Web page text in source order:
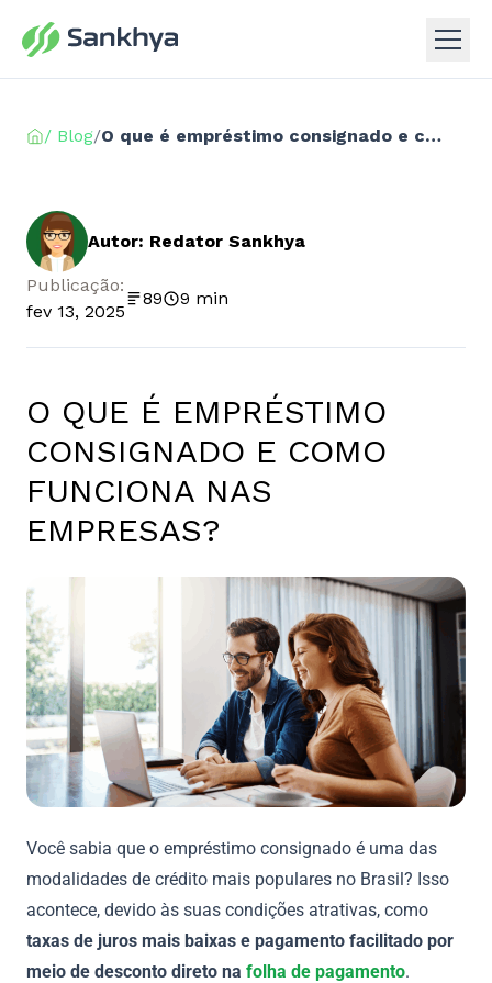
/ Blog/ O que é empréstimo consignado e como funciona nas empresas?
Autor: Redator Sankhya
Publicação:
fev 13, 2025
89 9 min
O QUE É EMPRÉSTIMO
CONSIGNADO E COMO
FUNCIONA NAS
EMPRESAS?
Você sabia que o empréstimo consignado é uma das
modalidades de crédito mais populares no Brasil? Isso
acontece, devido às suas condições atrativas, como
taxas de juros mais baixas e pagamento facilitado por
meio de desconto direto na folha de pagamento.